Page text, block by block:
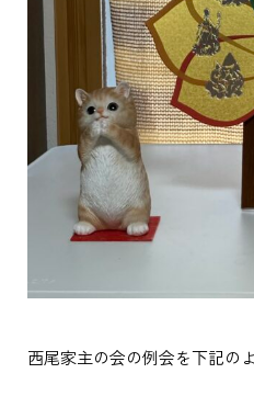
西尾家主の会の例会を下記の